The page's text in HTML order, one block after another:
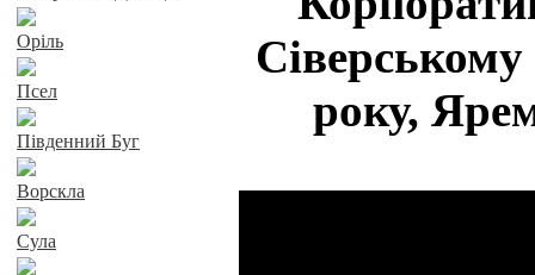
Оріль
Псел
Південний Буг
Ворскла
Сула
року,